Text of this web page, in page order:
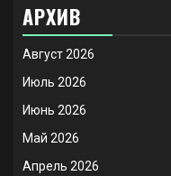
АРХИВ
Август 2026
Июль 2026
Июнь 2026
Май 2026
Апрель 2026